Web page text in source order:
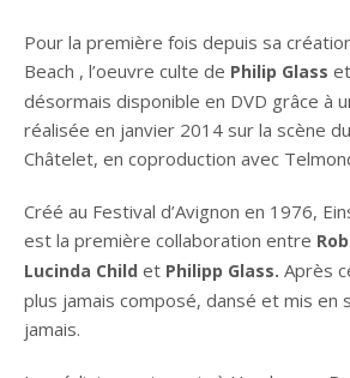
Pour la première fois depuis sa
Beach , l’oeuvre culte de Philip Glass et
désormais disponible en DVD grâce à
réalisée en janvier 2014 sur la scène
Châtelet, en coproduction avec
Créé au Festival d’Avignon en 1976,
est la première collaboration entre
Lucinda Child et Philipp Glass. Après
plus jamais composé, dansé et mis en
jamais.